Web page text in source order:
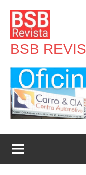
para
conteúdo
BSB